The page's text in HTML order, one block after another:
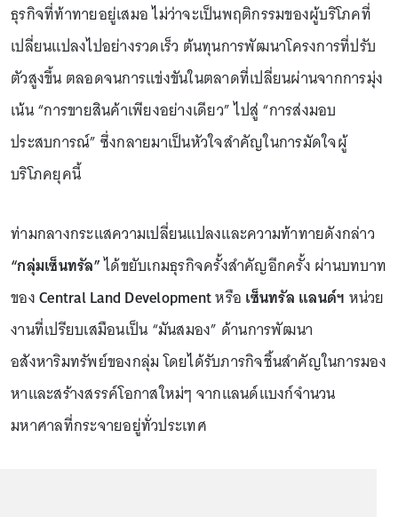
ธุรกิจที่ท้าทายอยู่เสมอ ไม่ว่าจะเป็นพฤติกรรมของผู้บริโภคที่
เปลี่ยนแปลงไปอย่างรวดเร็ว ต้นทุนการพัฒนาโครงการที่ปรับ
ตัวสูงขึ้น ตลอดจนการแข่งขันในตลาดที่เปลี่ยนผ่านจากการมุ่ง
เน้น “การขายสินค้าเพียงอย่างเดียว” ไปสู่ “การส่งมอบ
ประสบการณ์” ซึ่งกลายมาเป็นหัวใจสำคัญในการมัดใจผู้
บริโภคยุคนี้
ท่ามกลางกระแสความเปลี่ยนแปลงและความท้าทายดังกล่าว
“กลุ่มเซ็นทรัล”ได้ขยับเกมธุรกิจครั้งสำคัญอีกครั้ง ผ่านบทบาท
ของCentral Land Developmentหรือ เซ็นทรัล แลนด์ฯ หน่วย
งานที่เปรียบเสมือนเป็น “มันสมอง” ด้านการพัฒนา
อสังหาริมทรัพย์ของกลุ่ม โดยได้รับภารกิจชิ้นสำคัญในการมอง
หาและสร้างสรรค์โอกาสใหม่ๆ จากแลนด์แบงก์จำนวน
มหาศาลที่กระจายอยู่ทั่วประเทศ